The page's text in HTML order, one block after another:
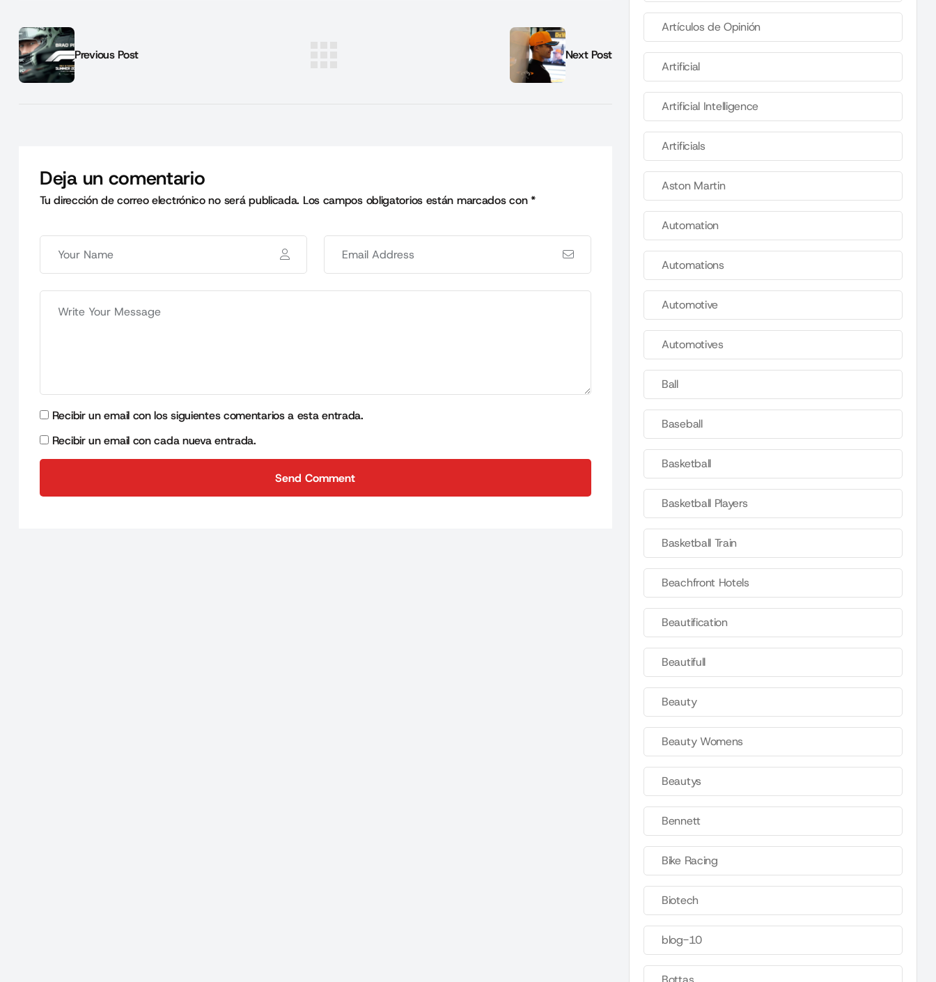
Previous Post Next Post
Deja un comentario
Tu dirección de correo electrónico no será publicada. Los campos obligatorios están marcados con*
Recibir un email con los siguientes comentarios a esta entrada.
Recibir un email con cada nueva entrada.
Send Comment
Artículos de Opinión
Artificial
Artificial Intelligence
Artificials
Aston Martin
Automation
Automations
Automotive
Automotives
Ball
Baseball
Basketball
Basketball Players
Basketball Train
Beachfront Hotels
Beautification
Beautifull
Beauty
Beauty Womens
Beautys
Bennett
Bike Racing
Biotech
blog-10